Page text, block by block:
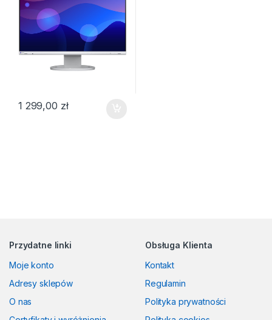
1 299,00 zł
Przydatne linki
Moje konto
Adresy sklepów
O nas
Obsługa Klienta
Kontakt
Regulamin
Polityka prywatności